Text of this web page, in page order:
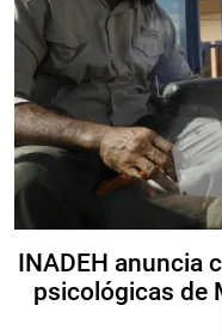
INADEH anuncia
psicológicas de